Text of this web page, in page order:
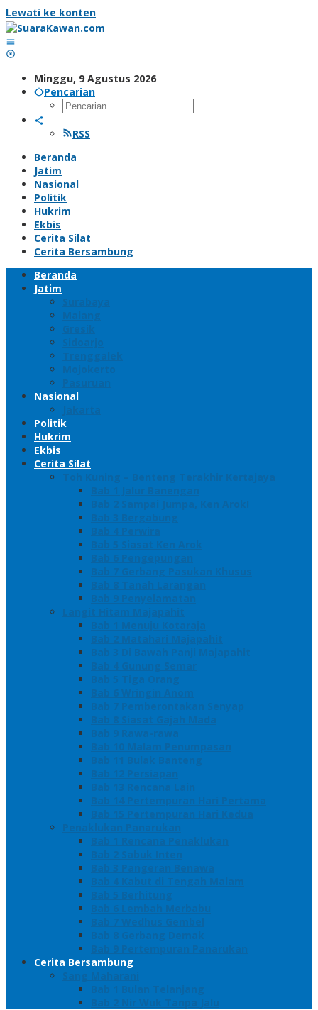
Lewati ke konten
Minggu, 9 Agustus 2026
Pencarian
RSS
Beranda
Jatim
Nasional
Politik
Hukrim
Ekbis
Cerita Silat
Cerita Bersambung
Beranda
Jatim
Surabaya
Malang
Gresik
Sidoarjo
Trenggalek
Mojokerto
Pasuruan
Nasional
Jakarta
Politik
Hukrim
Ekbis
Cerita Silat
Toh Kuning – Benteng Terakhir Kertajaya
Bab 1 Jalur Banengan
Bab 2 Sampai Jumpa, Ken Arok!
Bab 3 Bergabung
Bab 4 Perwira
Bab 5 Siasat Ken Arok
Bab 6 Pengepungan
Bab 7 Gerbang Pasukan Khusus
Bab 8 Tanah Larangan
Bab 9 Penyelamatan
Langit Hitam Majapahit
Bab 1 Menuju Kotaraja
Bab 2 Matahari Majapahit
Bab 3 Di Bawah Panji Majapahit
Bab 4 Gunung Semar
Bab 5 Tiga Orang
Bab 6 Wringin Anom
Bab 7 Pemberontakan Senyap
Bab 8 Siasat Gajah Mada
Bab 9 Rawa-rawa
Bab 10 Malam Penumpasan
Bab 11 Bulak Banteng
Bab 12 Persiapan
Bab 13 Rencana Lain
Bab 14 Pertempuran Hari Pertama
Bab 15 Pertempuran Hari Kedua
Penaklukan Panarukan
Bab 1 Rencana Penaklukan
Bab 2 Sabuk Inten
Bab 3 Pangeran Benawa
Bab 4 Kabut di Tengah Malam
Bab 5 Berhitung
Bab 6 Lembah Merbabu
Bab 7 Wedhus Gembel
Bab 8 Gerbang Demak
Bab 9 Pertempuran Panarukan
Cerita Bersambung
Sang Maharani
Bab 1 Bulan Telanjang
Bab 2 Nir Wuk Tanpa Jalu